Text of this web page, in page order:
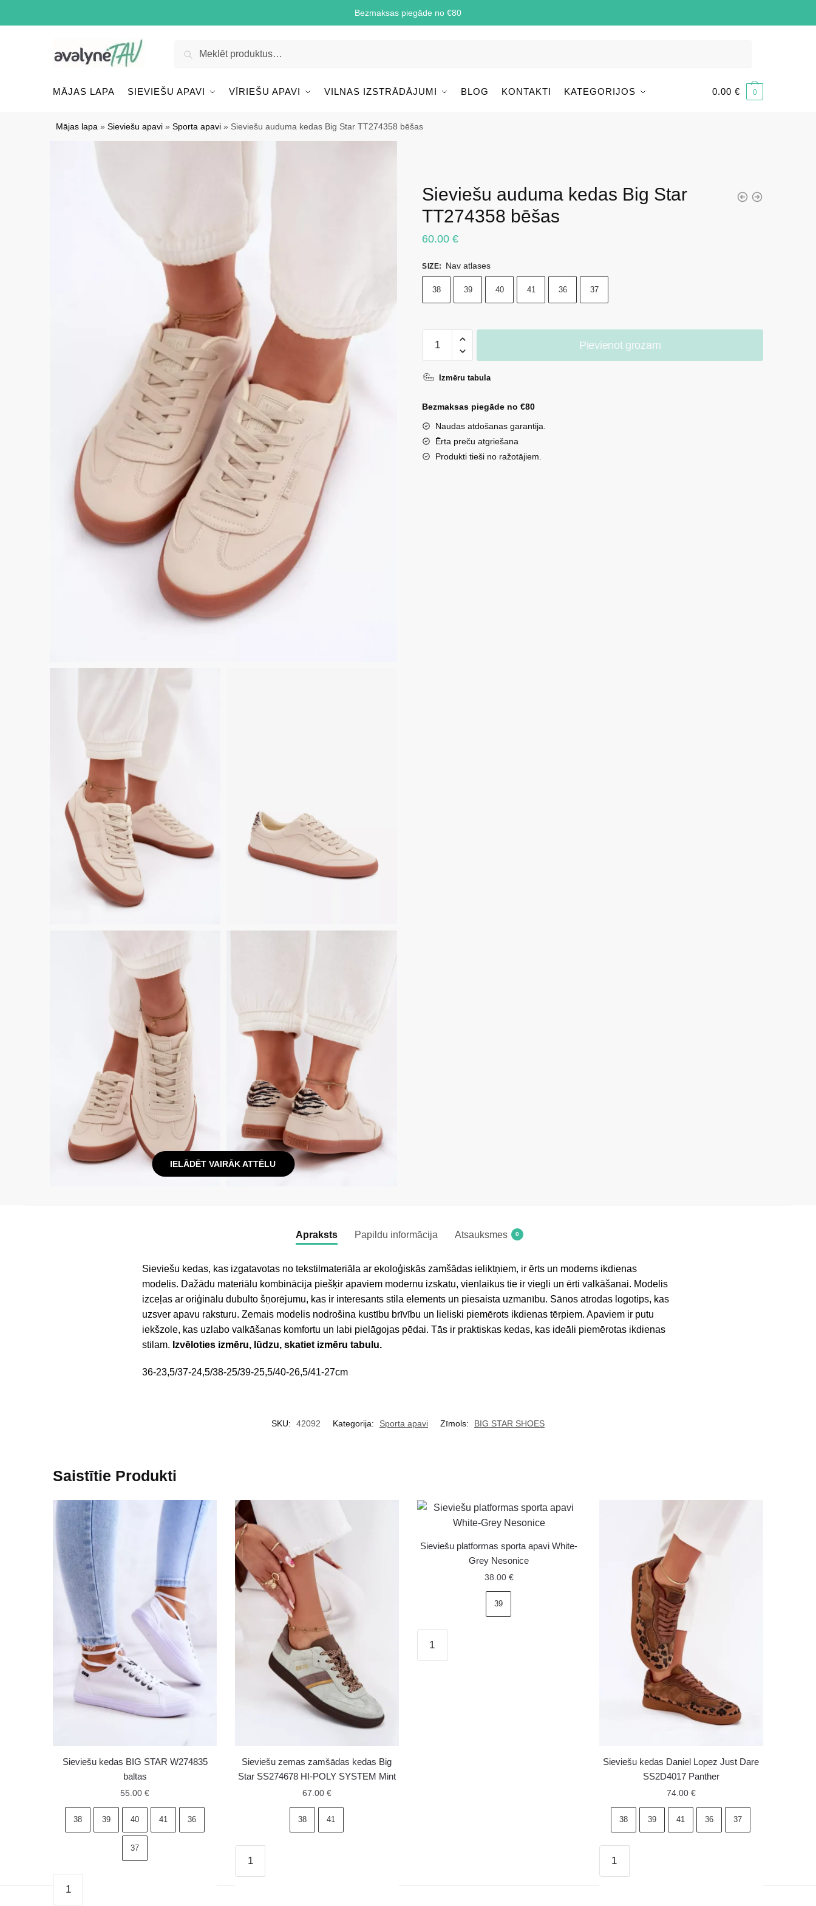
Bezmaksas piegāde no €80
Meklēt
MĀJAS LAPA SIEVIEŠU APAVI VĪRIEŠU APAVI VILNAS IZSTRĀDĀJUMI BLOG KONTAKTI KATEGORIJOS 0.00 € 0
Mājas lapa »Sieviešu apavi »Sporta apavi » Sieviešu auduma kedas Big Star TT274358 bēšas
IELĀDĒT VAIRĀK ATTĒLU
Sieviešu auduma kedas Big Star
TT274358 bēšas
60.00€
SIZE: Nav atlases
38 39 40 41 36 37
auduma
Big
TT274358
bēšas
daudzums
Pievienot grozam
Izmēru tabula
Bezmaksas piegāde no €80
Naudas atdošanas garantija.
Ērta preču atgriešana
Produkti tieši no ražotājiem.
Apraksts Papildu informācija Atsauksmes 0
Sieviešu kedas, kas izgatavotas no tekstilmateriāla ar ekoloģiskās zamšādas ieliktņiem, ir ērts un moderns ikdienas
modelis. Dažādu materiālu kombinācija piešķir apaviem modernu izskatu, vienlaikus tie ir viegli un ērti valkāšanai. Modelis
izceļas ar oriģinālu dubulto šņorējumu, kas ir interesants stila elements un piesaista uzmanību. Sānos atrodas logotips, kas
uzsver apavu raksturu. Zemais modelis nodrošina kustību brīvību un lieliski piemērots ikdienas tērpiem. Apaviem ir putu
iekšzole, kas uzlabo valkāšanas komfortu un labi pielāgojas pēdai. Tās ir praktiskas kedas, kas ideāli piemērotas ikdienas
stilam. Izvēloties izmēru, lūdzu, skatiet izmēru tabulu.
36-23,5/37-24,5/38-25/39-25,5/40-26,5/41-27cm
SKU: 42092 Kategorija: Sporta apavi Zīmols: BIG STAR SHOES
Saistītie Produkti
Sieviešu kedas BIG STAR W274835
baltas
55.00 €
38 39 40 41 36
37
kedas
Sieviešu zemas zamšādas kedas Big
Star SS274678 HI-POLY SYSTEM Mint
67.00 €
38 41
zemas
Sieviešu platformas sporta apavi White-
Grey Nesonice
38.00 €
39
platformas
Sieviešu kedas Daniel Lopez Just Dare
SS2D4017 Panther
74.00 €
38 39 41 36 37
kedas